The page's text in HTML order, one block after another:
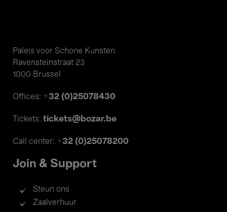
Paleis voor Schone Kunsten
Ravensteinstraat 23
1000 Brussel
Offices: +32 (0)25078430
Tickets: tickets@bozar.be
Call center: +32 (0)25078200
Join & Support
Steun ons
Zaalverhuur